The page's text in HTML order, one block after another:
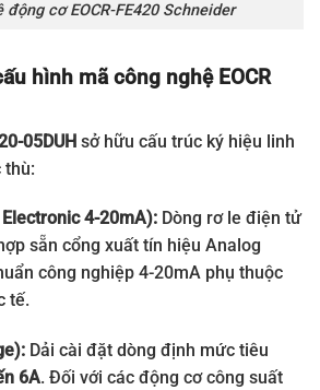
động cơ EOCR-FE420 Schneider
hình mã công nghệ EOCR
05DUH sở hữu cấu trúc ký hiệu linh
thù:
4-20mA):Dòng rơ le điện tử
sẵn cổng xuất tín hiệu Analog
công nghiệp 4-20mA phụ thuộc
tế.
Dải cài đặt dòng định mức tiêu
6A. Đối với các động cơ công suất